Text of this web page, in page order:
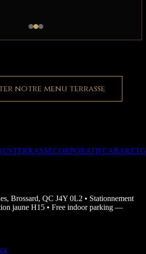
notre menu terrasse
TERRASSECORPORATIFCABARET
Brossard, QC J4Y 0L2 • Stationnement
jaune H15 • Free indoor parking —